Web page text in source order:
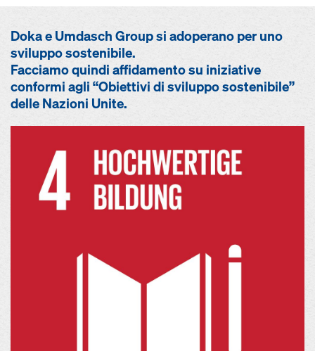
Doka e Umdasch Group si adoperano per uno
sviluppo sostenibile.
Facciamo quindi affidamento su iniziative
conformi agli “Obiettivi di sviluppo sostenibile”
delle Nazioni Unite.